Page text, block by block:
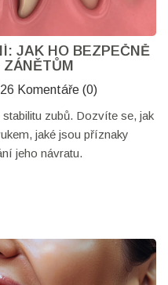
JAK HO BEZPEČNĚ
Komentáře (0)
zubů. Dozvíte se, jak
jaké jsou příznaky
jeho návratu.